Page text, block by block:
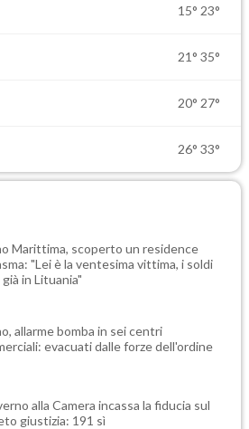
15° 23°
21° 35°
20° 27°
26° 33°
Marittima, scoperto un residence
"Lei è la ventesima vittima, i soldi
in Lituania"
allarme bomba in sei centri
evacuati dalle forze dell'ordine
alla Camera incassa la fiducia sul
giustizia: 191 sì